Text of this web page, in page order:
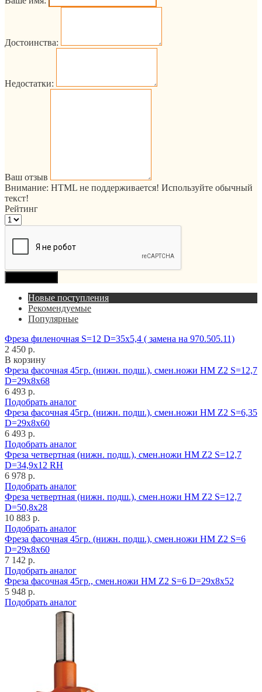
Достоинства:
Недостатки:
Ваш отзыв
Внимание: HTML не поддерживается! Используйте обычный
текст!
Рейтинг
Новые поступления
Рекомендуемые
Популярные
Фреза филеночная S=12 D=35x5,4 ( замена на 970.505.11)
2 450 р.
В корзину
Фреза фасочная 45гр. (нижн. подш.), смен.ножи HM Z2 S=12,7
D=29x8x68
6 493 р.
Подобрать аналог
Фреза фасочная 45гр. (нижн. подш.), смен.ножи HM Z2 S=6,35
D=29x8x60
6 493 р.
Подобрать аналог
Фреза четвертная (нижн. подш.), смен.ножи HM Z2 S=12,7
D=34,9x12 RH
6 978 р.
Подобрать аналог
Фреза четвертная (нижн. подш.), смен.ножи HM Z2 S=12,7
D=50,8x28
10 883 р.
Подобрать аналог
Фреза фасочная 45гр. (нижн. подш.), смен.ножи HM Z2 S=6
D=29x8x60
7 142 р.
Подобрать аналог
Фреза фасочная 45гр., смен.ножи HM Z2 S=6 D=29x8x52
5 948 р.
Подобрать аналог